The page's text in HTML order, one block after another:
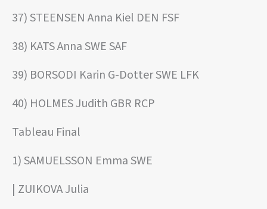
37) STEENSEN Anna Kiel DEN FSF
38) KATS Anna SWE SAF
39) BORSODI Karin G-Dotter SWE LFK
40) HOLMES Judith GBR RCP
Tableau Final
1) SAMUELSSON Emma SWE
| ZUIKOVA Julia